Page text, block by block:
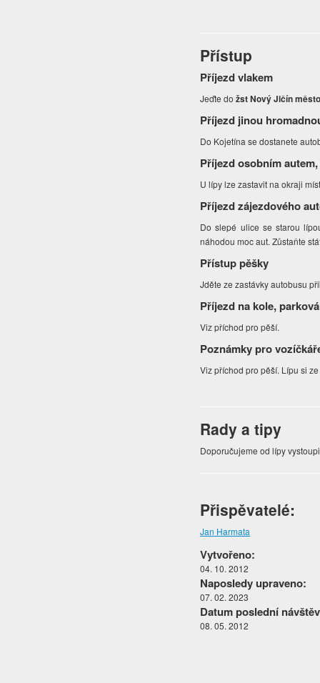
Přístup
Příjezd vlakem
Jeďte dožst Nový Jičín
Příjezd jinou
Do Kojetína se dostanete
Příjezd osobním
U lípy lze zastavit na okraji
Příjezd zájezdového
Do slepé ulice se starou
náhodou moc aut. Zůstaňte
Přístup pěšky
Jděte ze zastávky autobusu
Příjezd na kole,
Viz příchod pro pěší.
Poznámky pro
Viz příchod pro pěší. Lípu si
Rady a tipy
Doporučujeme od lípy
Přispěvatelé:
Jan Harmata
Vytvořeno:
04. 10. 2012
Naposledy upraveno:
07. 02. 2023
Datum poslední
08. 05. 2012